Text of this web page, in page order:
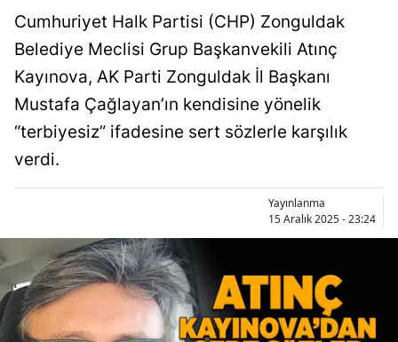
Cumhuriyet Halk Partisi (CHP) Zonguldak
Belediye Meclisi Grup Başkanvekili Atınç
Kayınova, AK Parti Zonguldak İl Başkanı
Mustafa Çağlayan’ın kendisine yönelik
“terbiyesiz” ifadesine sert sözlerle karşılık
verdi.
Yayınlanma
15 Aralık 2025 - 23:24